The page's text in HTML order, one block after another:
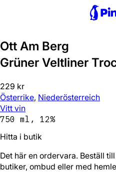
Ott Am Berg
Grüner Veltliner
229 kr
Österrike, Niederösterreich
Vitt vin
750 ml, 12%
Hitta i butik
Det här en ordervara. Beställ
butiker, ombud eller med